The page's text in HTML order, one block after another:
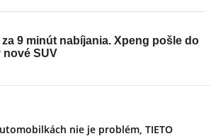
nie je problém, TIETO